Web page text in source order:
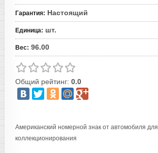
Гарантия: Настоящий
Единица: шт.
Вес: 96.00
Общий рейтинг: 0.0
Американский номерной знак от автомобиля для
коллекционирования